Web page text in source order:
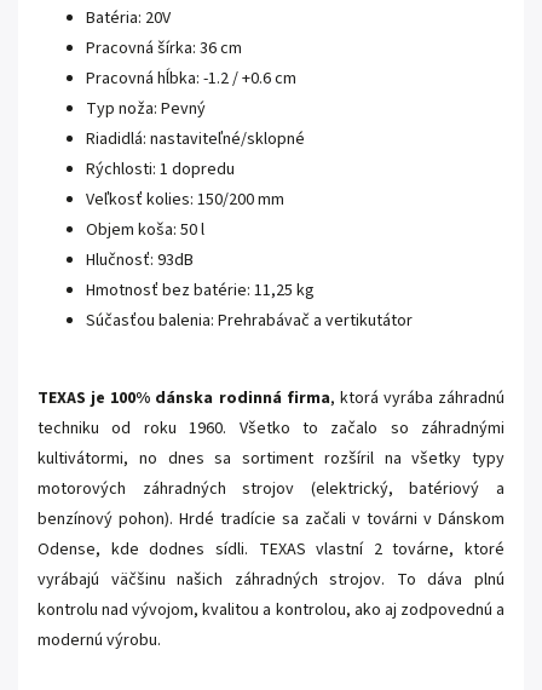
Batéria: 20V
Pracovná šírka: 36 cm
Pracovná hĺbka: -1.2 / +0.6 cm
Typ noža: Pevný
Riadidlá: nastaviteľné/sklopné
Rýchlosti: 1 dopredu
Veľkosť kolies: 150/200 mm
Objem koša: 50 l
Hlučnosť: 93dB
Hmotnosť bez batérie: 11,25 kg
Súčasťou balenia: Prehrabávač a vertikutátor
TEXAS je 100% dánska rodinná firma, ktorá vyrába záhradnú
techniku od roku 1960. Všetko to začalo so záhradnými
kultivátormi, no dnes sa sortiment rozšíril na všetky typy
motorových záhradných strojov (elektrický, batériový a
benzínový pohon). Hrdé tradície sa začali v továrni v Dánskom
Odense, kde dodnes sídli. TEXAS vlastní 2 továrne, ktoré
vyrábajú väčšinu našich záhradných strojov. To dáva plnú
kontrolu nad vývojom, kvalitou a kontrolou, ako aj zodpovednú a
modernú výrobu.